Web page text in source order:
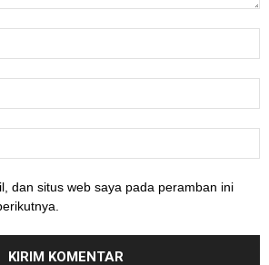
dan situs web saya pada peramban ini